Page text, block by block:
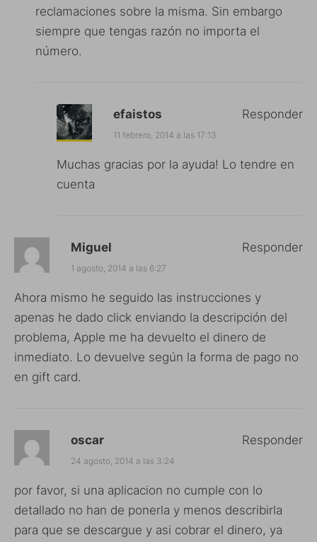
reclamaciones sobre la misma. Sin embargo
siempre que tengas razón no importa el
número.
efaistos
11 febrero, 2014 a las 17:13
Muchas gracias por la ayuda! Lo tendre en
cuenta
Responder
Miguel
1 agosto, 2014 a las 6:27
Ahora mismo he seguido las instrucciones y
apenas he dado click enviando la descripción del
problema, Apple me ha devuelto el dinero de
inmediato. Lo devuelve según la forma de pago no
en gift card.
Responder
oscar
24 agosto, 2014 a las 3:24
por favor, si una aplicacion no cumple con lo
detallado no han de ponerla y menos describirla
para que se descargue y asi cobrar el dinero, ya
Responder